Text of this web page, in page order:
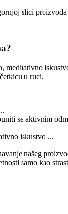
slici proizvoda
meditativno
u ruci.
se aktivnim
iskustvo ...
našeg
samo kao